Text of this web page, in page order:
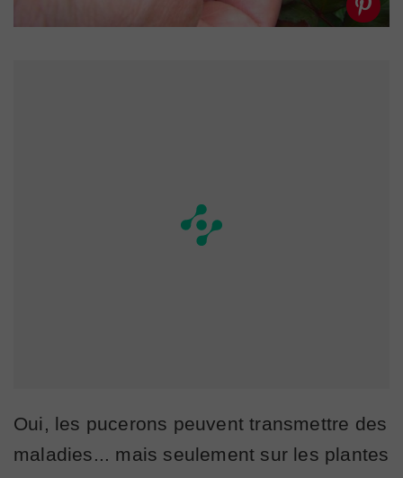
Oui, les pucerons peuvent transmettre des
maladies... mais seulement sur les plantes